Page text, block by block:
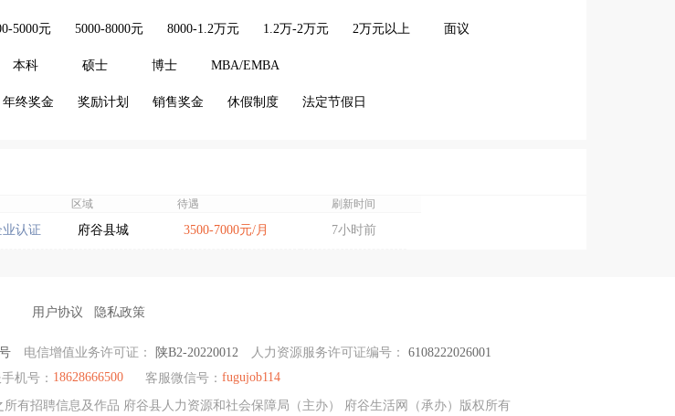
5000元 5000-8000元 8000-1.2万元 1.2万-2万元 2万元以上 面议
本科 硕士 博士 MBA/EMBA
年终奖金 奖励计划 销售奖金 休假制度 法定节假日
区域 待遇 刷新时间
业认证 府谷县城 3500-7000元/月 7小时前
用户协议 隐私政策
电信增值业务许可证： 陕B2-20220012 人力资源服务许可证编号： 6108222026001
机号： 18628666500 客服微信号： fugujob114
有招聘信息及作品 府谷县人力资源和社会保障局（主办） 府谷生活网（承办）版权所有